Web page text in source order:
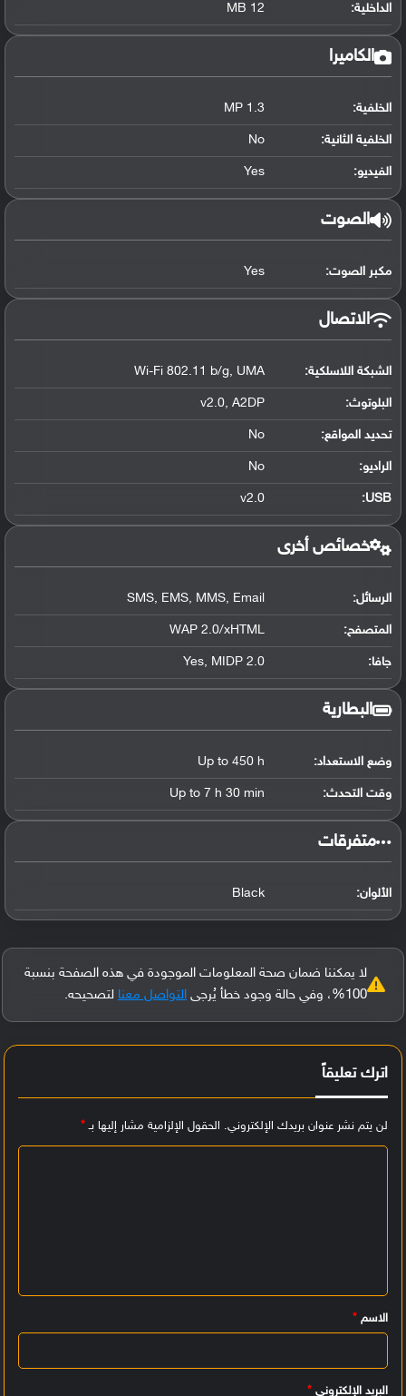
الداخلية: 12 MB
الكاميرا
الخلفية: 1.3 MP
الخلفية الثانية: No
الفيديو: Yes
الصوت
مكبر الصوت: Yes
الاتصال
الشبكة اللاسلكية: Wi-Fi 802.11 b/g, UMA
البلوتوث:
v2.0, A2DP
تحديد المواقع:
No
الراديو: No
USB
:
v2.0
خصائص أخرى
الرسائل: SMS, EMS, MMS, Email
المتصفح: WAP 2.0/xHTML
جافا: Yes, MIDP 2.0
البطارية
وضع الاستعداد: Up to 450 h
وقت التحدث: Up to 7 h 30 min
‏متفرقات‏
الألوان: Black
لا يمكننا ضمان صحة المعلومات الموجودة في هذه الصفحة بنسبة
100%، وفي حالة وجود خطأ يُرجى
التواصل معنا لتصحيحه.
اترك تعليقاً
لن يتم نشر عنوان بريدك الإلكتروني. الحقول الإلزامية مشار إليها بـ*
ي
ق
الاسم *
البريد الإلكتروني *